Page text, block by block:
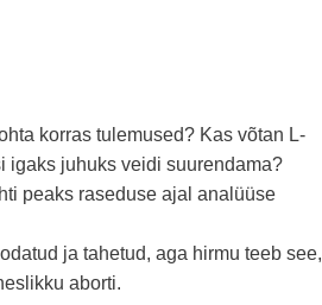
korras tulemused? Kas võtan L-
igaks juhuks veidi suurendama?
peaks raseduse ajal analüüse
ja tahetud, aga hirmu teeb see,
aborti.